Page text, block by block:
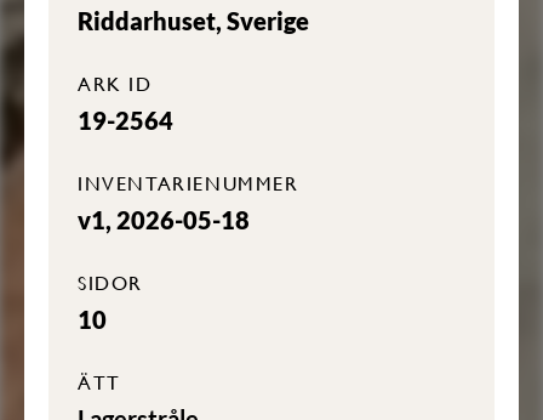
Riddarhuset, Sverige
ARK ID
19-2564
INVENTARIENUMMER
v1, 2026-05-18
SIDOR
10
ÄTT